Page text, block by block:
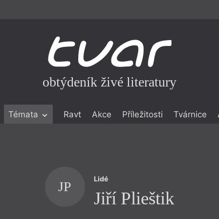
obtýdeník živé literatury
Témata Ravt Akce Příležitosti Tvárnice
JP Lidé
Jiří Plieštik